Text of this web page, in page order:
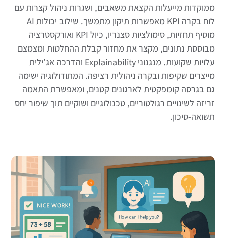
ממוקדות מייעלות הקצאת משאבים, ושגרות ניהול קצרות עם
לוח בקרה KPI מאפשרות תיקון מתמשך. שילוב יכולות AI
מוסיף תחזיות, סימולציות סצנריו, כיול KPI ואורקסטרציה
מבוססת נתונים, מקצר את מחזור קבלת ההחלטות ומצמצם
עלויות שקועות. מנגנוני Explainability והדרכה אג’ילית
מייצרים שקיפות ובקרה ניהולית רציפה. המתודולוגיה ישימה
גם בגרסה קומפקטית לארגונים קטנים, ומאפשרת התאמה
זריזה לשינויים רגולטוריים, טכנולוגיים ושוקיים תוך שיפור יחס
תשואה-סיכון.